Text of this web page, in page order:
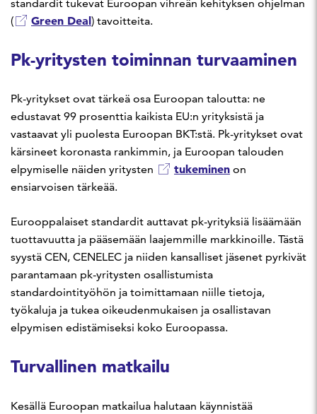
standardit tukevat Euroopan vihreän kehityksen ohjelman
(
Green Deal) tavoitteita.
Pk-yritysten toiminnan turvaaminen
Pk-yritykset ovat tärkeä osa Euroopan taloutta: ne
edustavat 99 prosenttia kaikista EU:n yrityksistä ja
vastaavat yli puolesta Euroopan BKT:stä. Pk-yritykset ovat
kärsineet koronasta rankimmin, ja Euroopan talouden
elpymiselle näiden yritysten
tukeminen on
ensiarvoisen tärkeää.
Eurooppalaiset standardit auttavat pk-yrityksiä lisäämään
tuottavuutta ja pääsemään laajemmille markkinoille. Tästä
syystä CEN, CENELEC ja niiden kansalliset jäsenet pyrkivät
parantamaan pk-yritysten osallistumista
standardointityöhön ja toimittamaan niille tietoja,
työkaluja ja tukea oikeudenmukaisen ja osallistavan
elpymisen edistämiseksi koko Euroopassa.
Turvallinen matkailu
Kesällä Euroopan matkailua halutaan käynnistää